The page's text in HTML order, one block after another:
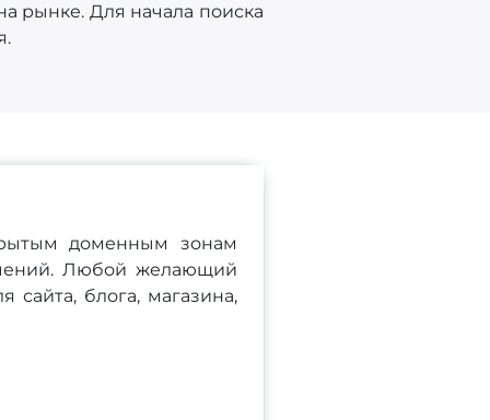
рынке. Для начала поиска
доменным зонам
Любой желающий
сайта, блога, магазина,